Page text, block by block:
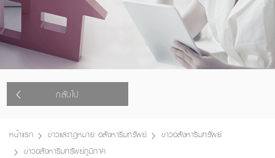
กลับไป
หน้าแรก ข่าวและกฎหมาย อสังหาริมทรัพย์
ข่าวอสังหาริมทรัพย์
ข่าวอสังหาริมทรัพย์ภูมิภาค